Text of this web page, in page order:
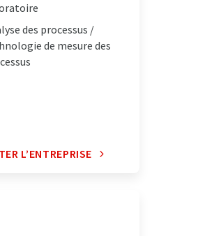
des processus /
de mesure des
L’ENTREPRISE